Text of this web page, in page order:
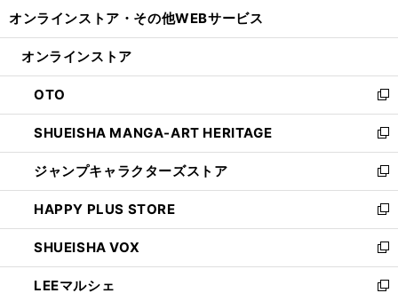
開
ン
ウ
で
開
く
ウ
ン
ド
ウ
で
開
く
オンラインストア・ その他WEBサービス
オンラインストア
OTO
新
し
い
ウ
ィ
ン
ド
ウ
で
開
く
SHUEISHA MANGA-ART HERITAGE
新
し
い
ウ
ィ
ン
ド
ウ
で
ジャンプキャラクターズストア
新
し
い
ウ
ィ
ン
ド
HAPPY PLUS STORE
新
し
い
ウ
ィ
SHUEISHA VOX
新
し
い
LEEマルシェ
新